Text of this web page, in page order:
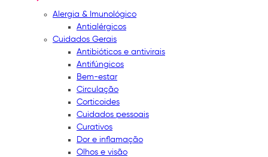
Alergia & Imunológico
Antialérgicos
Cuidados Gerais
Antibióticos e antivirais
Antifúngicos
Bem-estar
Circulação
Corticoides
Cuidados pessoais
Curativos
Dor e inflamação
Olhos e visão